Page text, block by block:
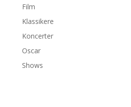
Film
Klassikere
Koncerter
Oscar
Shows